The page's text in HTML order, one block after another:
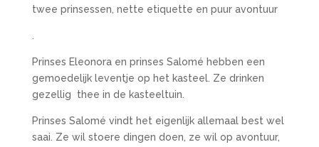
twee prinsessen, nette etiquette en puur avontuur
.
Prinses Eleonora en prinses Salomé hebben een
gemoedelijk leventje op het kasteel. Ze drinken
gezellig thee in de kasteeltuin.
Prinses Salomé vindt het eigenlijk allemaal best wel
saai. Ze wil stoere dingen doen, ze wil op avontuur,